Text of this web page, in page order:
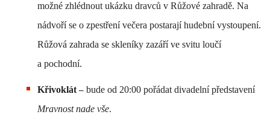
možné zhlédnout ukázku dravců v Růžové zahradě. Na
nádvoří se o zpestření večera postarají hudební vystoupení.
Růžová zahrada se skleníky zazáří ve svitu loučí
a pochodní.
Křivoklát– bude od 20:00 pořádat divadelní představení
Mravnost nade vše.